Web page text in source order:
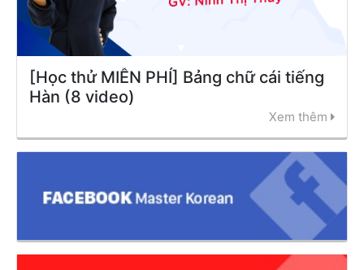
[Học thử MIỄN PHÍ] Bảng chữ cái tiếng
Hàn (8 video)
Xem thêm